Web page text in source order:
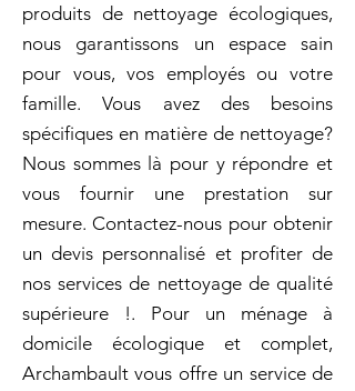
produits de nettoyage écologiques,
nous garantissons un espace sain
pour vous, vos employés ou votre
famille. Vous avez des besoins
spécifiques en matière de nettoyage?
Nous sommes là pour y répondre et
vous fournir une prestation sur
mesure. Contactez-nous pour obtenir
un devis personnalisé et profiter de
nos services de nettoyage de qualité
supérieure !. Pour un ménage à
domicile écologique et complet,
Archambault vous offre un service de